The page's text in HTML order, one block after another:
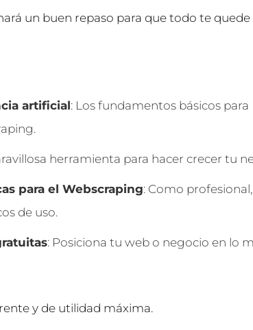
un buen repaso para que todo te quede
artificial: Los fundamentos básicos para
herramienta para hacer crecer tu
para el Webscraping: Como
de uso.
: Posiciona tu web o negocio en lo
y de utilidad máxima.